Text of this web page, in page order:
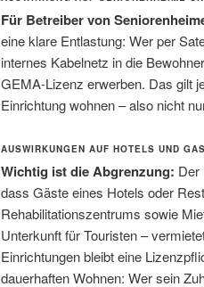
Für Betreiber von
eine klare Entlastung: Wer per
internes Kabelnetz in die
GEMA-Lizenz erwerben. Das gilt
Einrichtung wohnen – also nicht
AUSWIRKUNGEN AUF HOTELS UND
Wichtig ist die Abgrenzung: Der
dass Gäste eines Hotels oder
Rehabilitationszentrums sowie
Unterkunft für Touristen –
Einrichtungen bleibt eine
dauerhaften Wohnen: Wer sein